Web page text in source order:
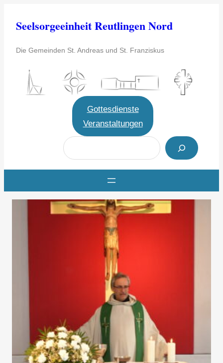
InhaltSeelsorgeeinheit Reutlingen Nord
Die Gemeinden St. Andreas und St. Franziskus
Gottesdienste
Veranstaltungen
S
u
c
e
n